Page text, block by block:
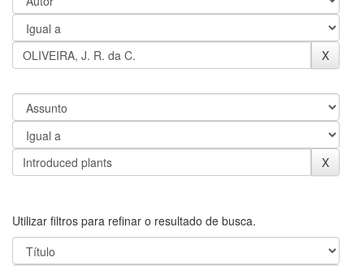
Utilizar filtros para refinar o resultado de busca.